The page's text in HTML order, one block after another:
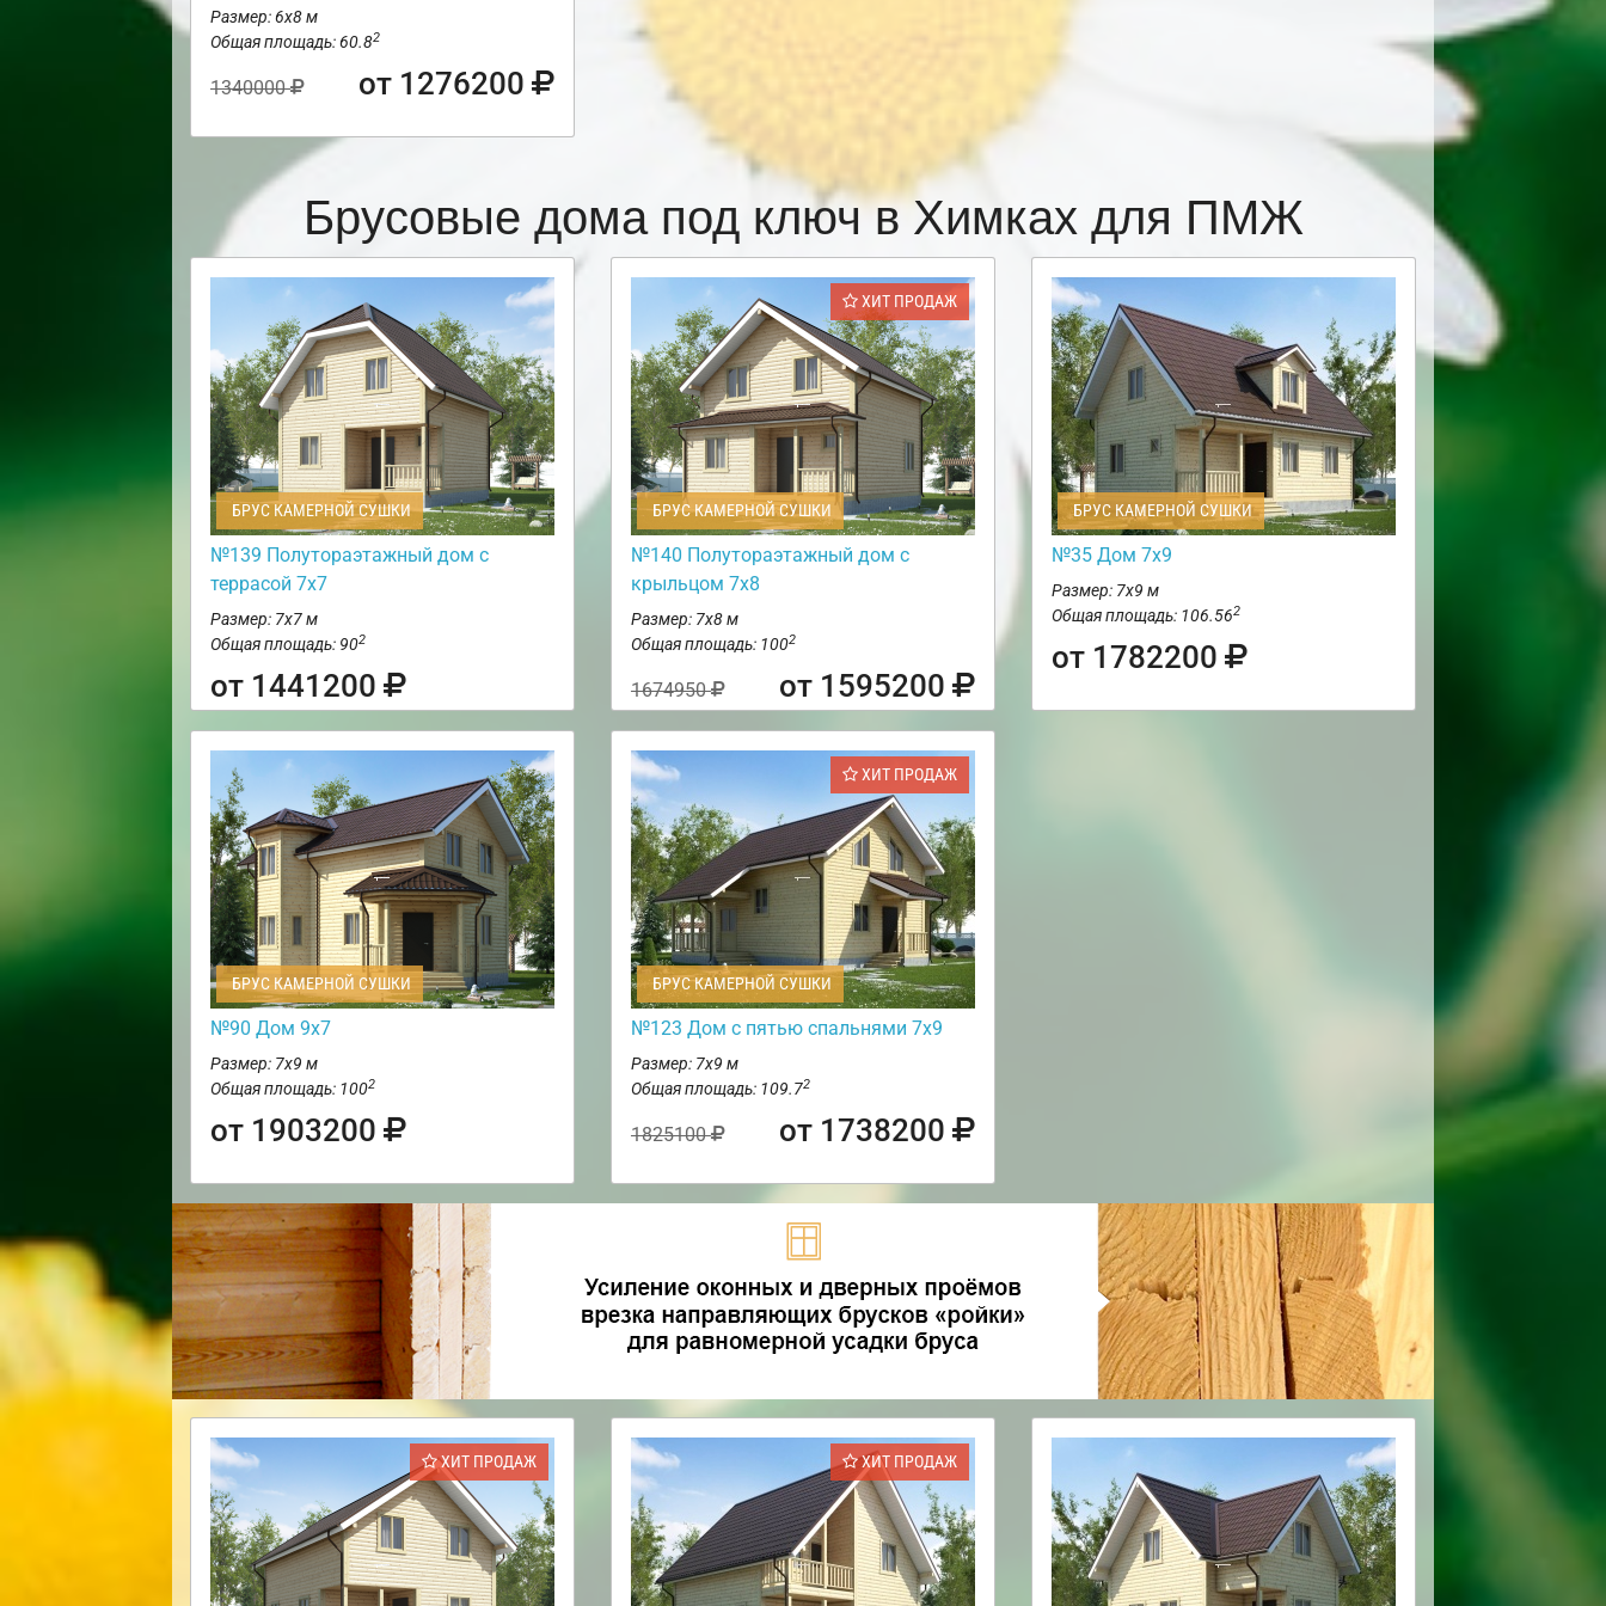
Размер: 6х8 м
Общая площадь: 60.82
1340000 от 1276200
Брусовые дома под ключ в Химках для ПМЖ
БРУС КАМЕРНОЙ СУШКИ
№139 Полутораэтажный дом с
террасой 7х7
Размер: 7х7 м
Общая площадь: 902
от 1441200
ХИТ ПРОДАЖ
БРУС КАМЕРНОЙ СУШКИ
№140 Полутораэтажный дом с
крыльцом 7х8
Размер: 7х8 м
Общая площадь: 1002
1674950 от 1595200
БРУС КАМЕРНОЙ СУШКИ
№35 Дом 7х9
Размер: 7х9 м
Общая площадь: 106.562
от 1782200
БРУС КАМЕРНОЙ СУШКИ
№90 Дом 9х7
Размер: 7х9 м
Общая площадь: 1002
от 1903200
ХИТ ПРОДАЖ
БРУС КАМЕРНОЙ СУШКИ
№123 Дом с пятью спальнями 7х9
Размер: 7х9 м
Общая площадь: 109.72
1825100 от 1738200
ХИТ ПРОДАЖ ХИТ ПРОДАЖ